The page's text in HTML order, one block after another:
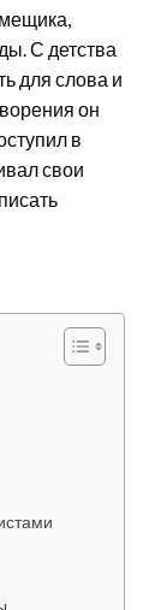
С детства
для слова и
он
в
свои